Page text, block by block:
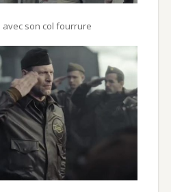
avec son col fourrure